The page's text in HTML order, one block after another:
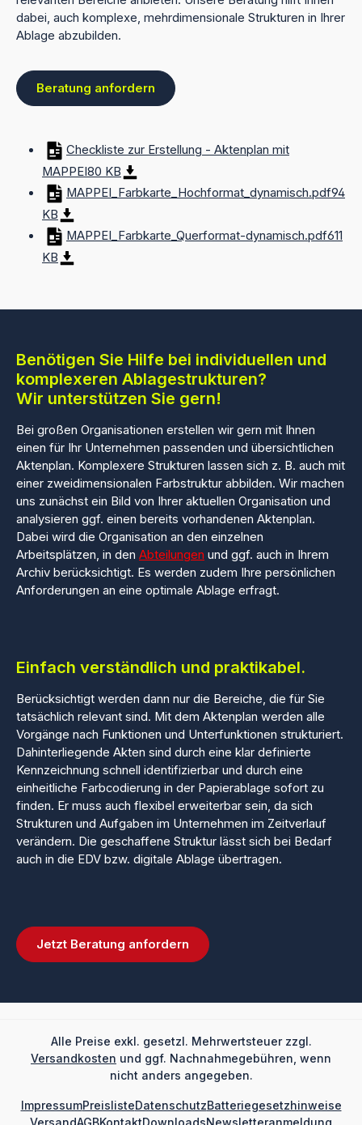
dabei, auch komplexe, mehrdimensionale Strukturen in Ihrer
Ablage abzubilden.
Beratung anfordern
Checkliste zur Erstellung - Aktenplan mit
MAPPEI80 KB
MAPPEI_Farbkarte_Hochformat_dynamisch.pdf94
KB
MAPPEI_Farbkarte_Querformat-dynamisch.pdf611
KB
Benötigen Sie Hilfe bei individuellen und
komplexeren Ablagestrukturen?
Wir unterstützen Sie gern!
Bei großen Organisationen erstellen wir gern mit Ihnen
einen für Ihr Unternehmen passenden und übersichtlichen
Aktenplan. Komplexere Strukturen lassen sich z. B. auch mit
einer zweidimensionalen Farbstruktur abbilden. Wir machen
uns zunächst ein Bild von Ihrer aktuellen Organisation und
analysieren ggf. einen bereits vorhandenen Aktenplan.
Dabei wird die Organisation an den einzelnen
Arbeitsplätzen, in den Abteilungen und ggf. auch in Ihrem
Archiv berücksichtigt. Es werden zudem Ihre persönlichen
Anforderungen an eine optimale Ablage erfragt.
Einfach verständlich und praktikabel.
Berücksichtigt werden dann nur die Bereiche, die für Sie
tatsächlich relevant sind. Mit dem Aktenplan werden alle
Vorgänge nach Funktionen und Unterfunktionen strukturiert.
Dahinterliegende Akten sind durch eine klar definierte
Kennzeichnung schnell identifizierbar und durch eine
einheitliche Farbcodierung in der Papierablage sofort zu
finden. Er muss auch flexibel erweiterbar sein, da sich
Strukturen und Aufgaben im Unternehmen im Zeitverlauf
verändern. Die geschaffene Struktur lässt sich bei Bedarf
auch in die EDV bzw. digitale Ablage übertragen.
Jetzt Beratung anfordern
Alle Preise exkl. gesetzl. Mehrwertsteuer zzgl.
Versandkosten und ggf. Nachnahmegebühren, wenn
nicht anders angegeben.
ImpressumPreislisteDatenschutzBatteriegesetzhinweise
VersandAGBKontaktDownloadsNewsletteranmeldung